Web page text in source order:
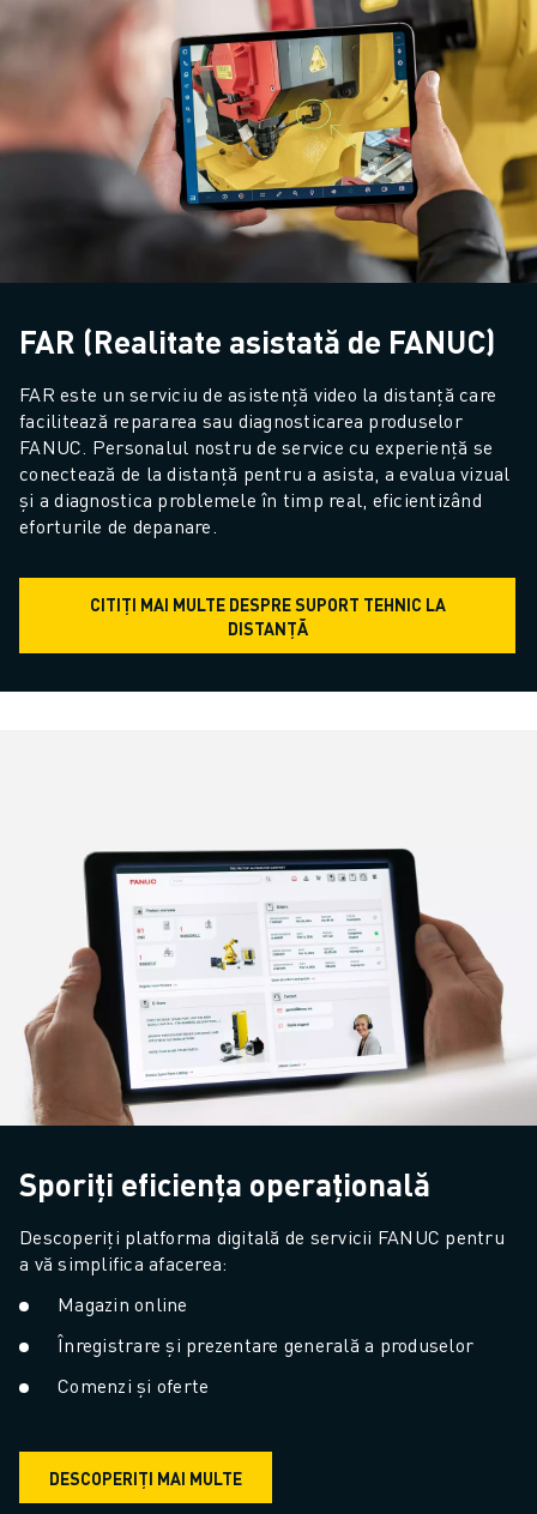
CONTACT
FAR (Realitate asistată de FANUC)
FAR este un serviciu de asistență video la distanță care
facilitează repararea sau diagnosticarea produselor
FANUC. Personalul nostru de service cu experiență se
conectează de la distanță pentru a asista, a evalua vizual
și a diagnostica problemele în timp real, eficientizând
eforturile de depanare.
CITIȚI MAI MULTE DESPRE SUPORT TEHNIC LA
DISTANȚĂ
Sporiți eficiența operațională
Descoperiți platforma digitală de servicii FANUC pentru
a vă simplifica afacerea:
Magazin online
Înregistrare și prezentare generală a produselor
Comenzi și oferte
DESCOPERIȚI MAI MULTE